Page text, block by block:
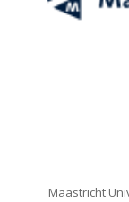
Maastricht